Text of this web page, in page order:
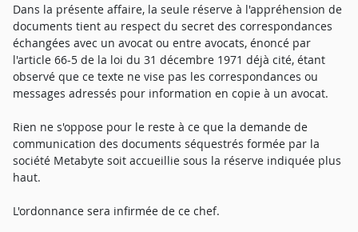
Dans la présente affaire, la seule réserve à l'appréhension de
documents tient au respect du secret des correspondances
échangées avec un avocat ou entre avocats, énoncé par
l'article 66-5 de la loi du 31 décembre 1971 déjà cité, étant
observé que ce texte ne vise pas les correspondances ou
messages adressés pour information en copie à un avocat.
Rien ne s'oppose pour le reste à ce que la demande de
communication des documents séquestrés formée par la
société Metabyte soit accueillie sous la réserve indiquée plus
haut.
L'ordonnance sera infirmée de ce chef.